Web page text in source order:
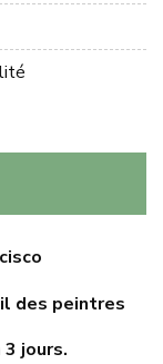
des peintres
jours.